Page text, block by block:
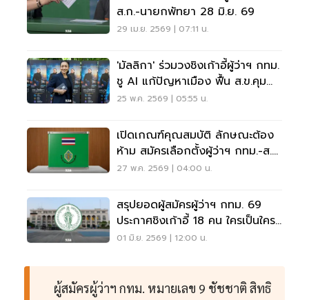
ส.ก.-นายกพัทยา 28 มิ.ย. 69
29 เม.ย. 2569 | 07:11 น.
'มัลลิกา' ร่วมวงชิงเก้าอี้ผู้ว่าฯ กทม.
ชู AI แก้ปัญหาเมือง ฟื้น ส.ข.คุม
ท้องถิ่น
25 พ.ค. 2569 | 05:55 น.
เปิดเกณฑ์คุณสมบัติ ลักษณะต้อง
ห้าม สมัครเลือกตั้งผู้ว่าฯ กทม.-ส.ก.
ปี 2569
27 พ.ค. 2569 | 04:00 น.
สรุปยอดผู้สมัครผู้ว่าฯ กทม. 69
ประกาศชิงเก้าอี้ 18 คน ใครเป็นใคร-
หมายเลขใด เช็กเลย
01 มิ.ย. 2569 | 12:00 น.
ผู้สมัครผู้ว่าฯ กทม. หมายเลข 9 ชัชชาติ สิทธิ